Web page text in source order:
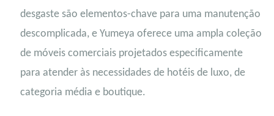
desgaste são elementos-chave para uma manutenção
descomplicada, e Yumeya oferece uma ampla coleção
de móveis comerciais projetados especificamente
para atender às necessidades de hotéis de luxo, de
categoria média e boutique.